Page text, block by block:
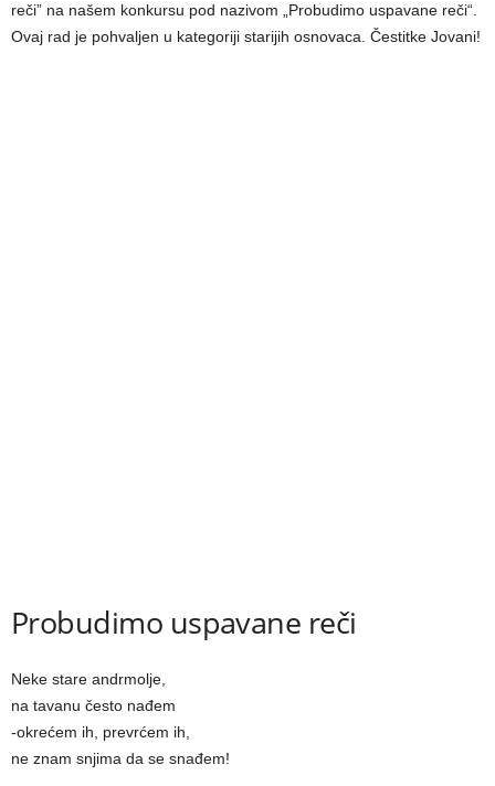
reči” na našem konkursu pod nazivom „Probudimo uspavane reči“.
Ovaj rad je pohvaljen u kategoriji starijih osnovaca. Čestitke Jovani!
Probudimo uspavane reči
Neke stare andrmolјe,
na tavanu često nađem
-okrećem ih, prevrćem ih,
ne znam snjima da se snađem!